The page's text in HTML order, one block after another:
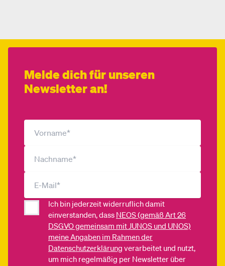
Melde dich für unseren
Newsletter an!
Ich bin jederzeit widerruflich damit
einverstanden, dass NEOS (gemäß Art 26
DSGVO gemeinsam mit JUNOS und UNOS)
meine Angaben im Rahmen der
Datenschutzerklärung verarbeitet und nutzt,
um mich regelmäßig per Newsletter über